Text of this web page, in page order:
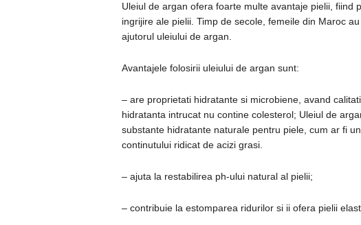
Uleiul de argan ofera foarte multe avantaje pielii, fiind
ingrijire ale pielii. Timp de secole, femeile din Maroc
ajutorul uleiului de argan.
Avantajele folosirii uleiului de argan sunt:
– are proprietati hidratante si microbiene, avand
hidratanta intrucat nu contine colesterol; Uleiul de
substante hidratante naturale pentru piele, cum ar fi
continutului ridicat de acizi grasi.
– ajuta la restabilirea ph-ului natural al pielii;
– contribuie la estomparea ridurilor si ii ofera pielii